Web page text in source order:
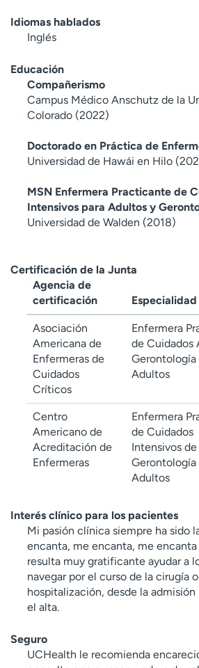
Idiomas hablados
Inglés
Educación
Compañerismo
Campus Médico Anschutz de la
Colorado (2022)
Doctorado en Práctica de
Universidad de Hawái en Hilo
MSN Enfermera Practicante de
Intensivos para Adultos y
Universidad de Walden (2018)
Certificación de la Junta
Agencia de
certificación
Especialidad
Asociación
Americana de
Enfermeras de
Cuidados
Críticos
Enfermera
de Cuidados
Gerontología
Adultos
Centro
Americano de
Acreditación de
Enfermeras
Enfermera
de Cuidados
Intensivos de
Gerontología
Adultos
Interés clínico para los pacientes
Mi pasión clínica siempre ha sido
encanta, me encanta, me
resulta muy gratificante ayudar a
navegar por el curso de la cirugía
hospitalización, desde la admisión
el alta.
Seguro
UCHealth le recomienda